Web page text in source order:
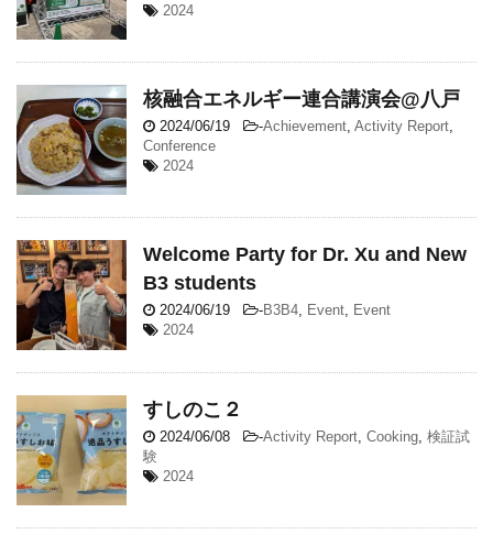
2024
核融合エネルギー連合講演会@八戸
2024/06/19 -Achievement, Activity Report,
Conference
2024
Welcome Party for Dr. Xu and New
B3 students
2024/06/19 -B3B4, Event, Event
2024
すしのこ２
2024/06/08 -Activity Report, Cooking, 検証試
験
2024